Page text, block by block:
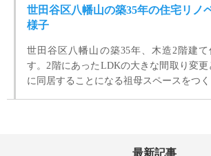
世田谷区八幡山の築35年の住宅リノ
様子
世田谷区八幡山の築35年、木造2階建
す。2階にあったLDKの大きな間取り変更
に同居することになる祖母スペースをつく
最新記事